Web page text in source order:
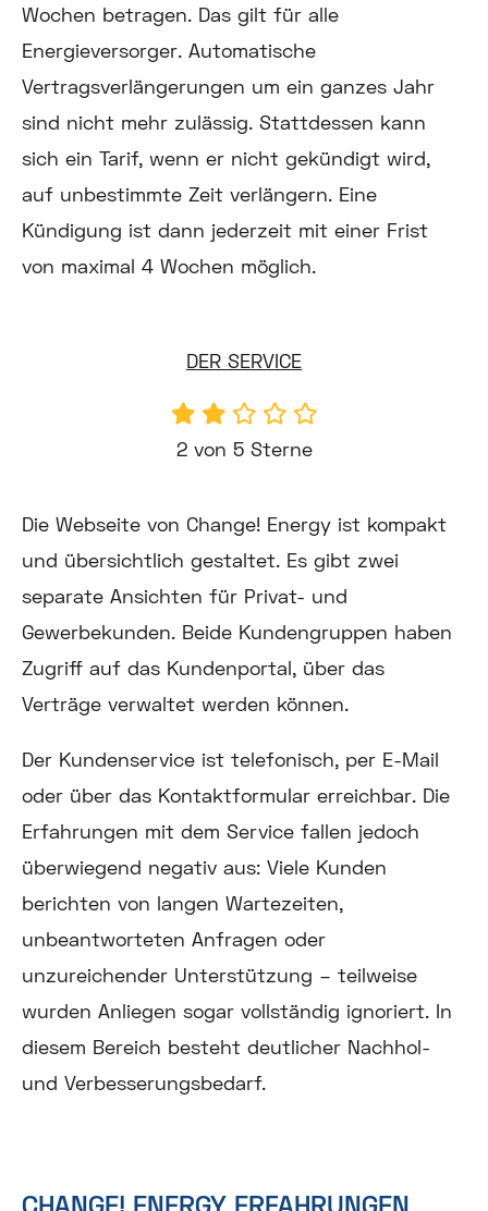
Wochen betragen. Das gilt für alle
Energieversorger. Automatische
Vertragsverlängerungen um ein ganzes Jahr
sind nicht mehr zulässig. Stattdessen kann
sich ein Tarif, wenn er nicht gekündigt wird,
auf unbestimmte Zeit verlängern. Eine
Kündigung ist dann jederzeit mit einer Frist
von maximal 4 Wochen möglich.
DER SERVICE
2 von 5 Sterne
Die Webseite von Change! Energy ist kompakt
und übersichtlich gestaltet. Es gibt zwei
separate Ansichten für Privat- und
Gewerbekunden. Beide Kundengruppen haben
Zugriff auf das Kundenportal, über das
Verträge verwaltet werden können.
Der Kundenservice ist telefonisch, per E-Mail
oder über das Kontaktformular erreichbar. Die
Erfahrungen mit dem Service fallen jedoch
überwiegend negativ aus: Viele Kunden
berichten von langen Wartezeiten,
unbeantworteten Anfragen oder
unzureichender Unterstützung – teilweise
wurden Anliegen sogar vollständig ignoriert. In
diesem Bereich besteht deutlicher Nachhol-
und Verbesserungsbedarf.
CHANGE! ENERGY ERFAHRUNGEN